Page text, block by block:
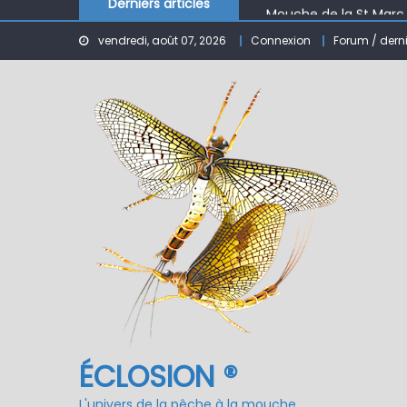
Derniers articles
Mouche de la St Marc
Le réservoir de
Nymphe pour NAV –
vendredi, août 07, 2026 Connexion Forum /
ÉCLOSION ®